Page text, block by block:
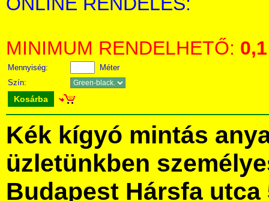
MINIMUM RENDELHETŐ: 0,1
Mennyiség:
Méter
Szín:
Kosárba
Kék kígyó mintás
üzletünkben
Budapest Hársfa utca